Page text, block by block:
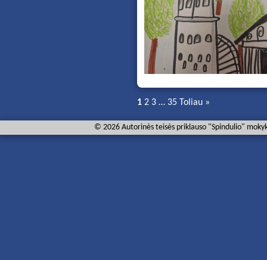
1 2 3 … 35 Toliau »
© 2026 Autorinės teisės priklauso "Spindulio"